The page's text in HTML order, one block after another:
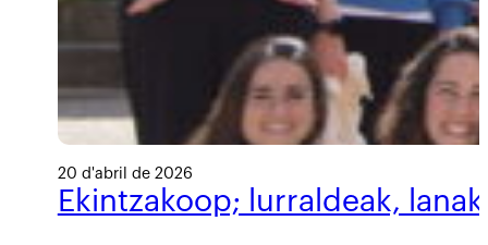
20 d'abril de 2026
Ekintzakoop; lurraldeak,